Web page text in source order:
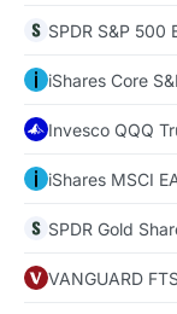
SPDR S&P 500
iShares Core
Invesco QQQ
iShares MSCI
SPDR Gold
VANGUARD